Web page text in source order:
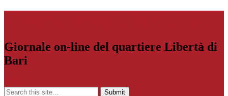
Giornale on-line del quartiere Libertà di
Bari